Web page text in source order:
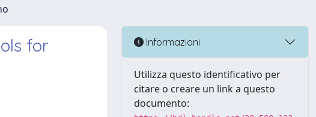
for
Informazioni
Utilizza questo identificativo per
citare o creare un link a questo
documento: